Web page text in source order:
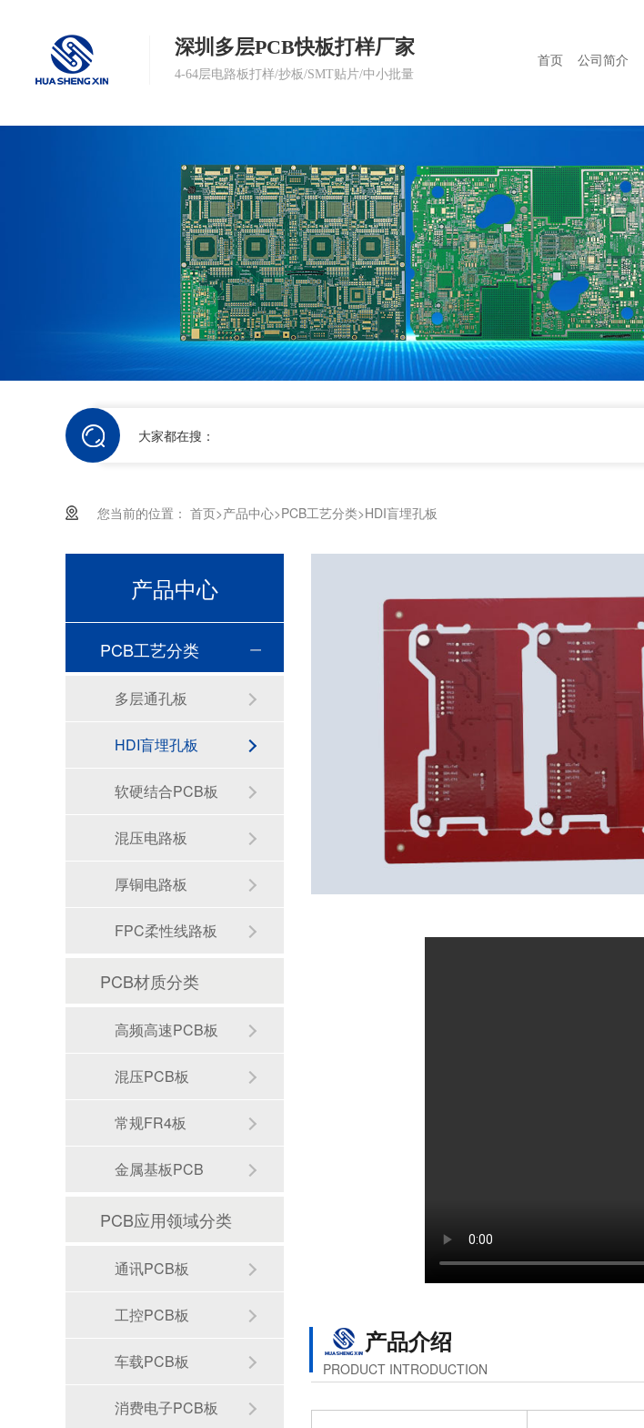
深圳多层PCB快板打样厂家
4-64层电路板打样/抄板/SMT贴片/中小批量
首页 公司简介
大家都在搜：
您当前的位置： 首页>产品中心>PCB工艺分类>HDI盲埋孔板
产品介绍
PRODUCT INTRODUCTION
产品中心
PCB工艺分类
多层通孔板
HDI盲埋孔板
软硬结合PCB板
混压电路板
厚铜电路板
FPC柔性线路板
PCB材质分类
高频高速PCB板
混压PCB板
常规FR4板
金属基板PCB
PCB应用领域分类
通讯PCB板
工控PCB板
车载PCB板
消费电子PCB板